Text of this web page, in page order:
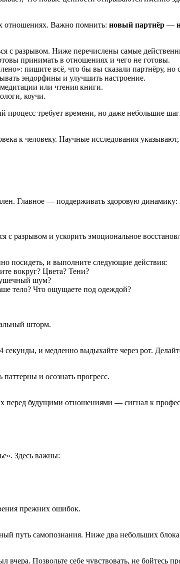
отношениях. Важно помнить: новый партнёр —
с разрывом. Ниже перечислены самые
принимать в отношениях и чего не готовы.
пишите всё, что бы вы сказали партнёру, но
эндорфины и улучшить настроение.
или чтения книги.
коучи.
требует времени, но даже небольшие
к человеку. Научные исследования
Главное — поддерживать здоровую
разрывом и ускорить эмоциональное
посидеть, и выполните следующие действия:
вокруг? Цвета? Тени?
шум?
тело? Что ощущаете под одеждой?
шторм.
и медленно выдыхайте через рот.
и осознать прогресс.
перед будущими отношениями — сигнал к
Здесь важны:
прежних ошибок.
путь самопознания. Ниже два небольших
Позвольте себе чувствовать, не бойтесь